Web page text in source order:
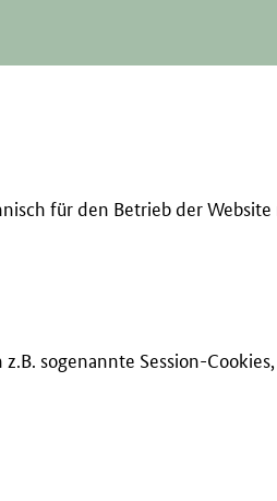
für den Betrieb der
sogenannte Session-